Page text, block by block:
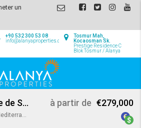
un
Tosmur Mah,
Kocaosman Sk.
Prestige Residence C
Blok Tosmur / Alanya
+90 532 300 53 08
info@alanyaproperties.com
Nouveau Complexe de Style Boutique à Avsallar / Alanya
Avsallar, Alanya, Antalya, Mediterranean Region, Türkiye
à partir de €279,000